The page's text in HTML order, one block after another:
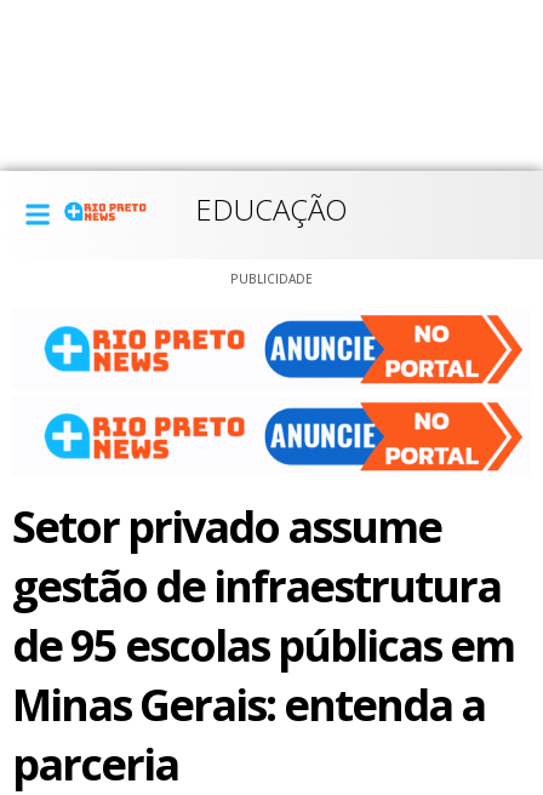
EDUCAÇÃO
PUBLICIDADE
Setor privado assume
gestão de infraestrutura
de 95 escolas públicas em
Minas Gerais: entenda a
parceria